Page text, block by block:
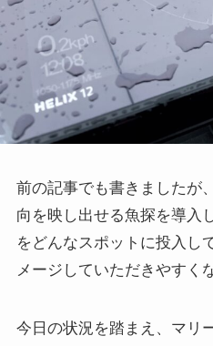
前の記事でも書きましたが
向を映し出せる魚探を導入
をどんなスポットに投入し
メージしていただきやすく
今日の状況を踏まえ、マリ